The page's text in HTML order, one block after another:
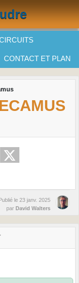
CONTACT ET PLAN
le 23 janv. 2025
par David Walters